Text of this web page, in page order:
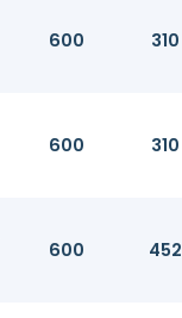
600 310
600 310
600 452